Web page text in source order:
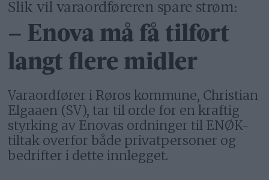
Slik vil varaordføreren spare strøm:
– Enova må få tilført
langt flere midler
Varaordfører i Røros kommune, Christian
Elgaaen (SV), tar til orde for en kraftig
styrking av Enovas ordninger til ENØK-
tiltak overfor både privatpersoner og
bedrifter i dette innlegget.